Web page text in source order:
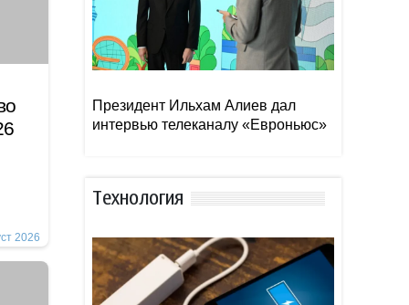
2026
Президент Ильхам Алиев дал
интервью телеканалу «Евроньюс»
Тexнoлoгия